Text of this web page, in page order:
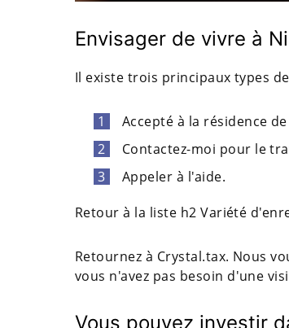
Envisager de vivre à
Il existe trois principaux types
Accepté à la résidence
Contactez-moi pour le
Appeler à l'aide.
Retour à la liste h2 Variété
Retournez à Crystal.tax. Nous
vous n'avez pas besoin d'une
Vous pouvez investir